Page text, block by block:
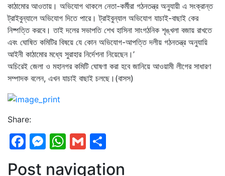
কাঠামোর আওতায়। অভিযোগ থাকলে নেতা-কর্মীরা গঠনতন্ত্র অনুযায়ী এ সংক্রান্ত
ট্রাইবুন্যালে অভিযোগ দিতে পারে। ট্রাইবুন্যাল অভিযোগ যাচাই-বাছাই কের
নিষ্পত্তি করবে। তাই দলের সভাপতি শেখ হাসিনা সাংগঠনিক শৃঙ্খলা বজায় রাখতে
এবং ঘোষিত কমিটির বিষয়ে যে কোন অভিযোগ-আপত্তি দলীয় গঠনতন্ত্র অনুযায়ি
আইনী কাঠামোর মধ্যে সুরাহার নির্দেশনা নিয়েছেন।’
অচিরেই জেলা ও মহানগর কমিটি ঘোষণা করা হবে জানিয়ে আওয়ামী লীগের সাধারণ
সম্পাদক বলেন, এখন যাচাই বাছাই চলছে।(বাসস)
Share:
Facebook
Messenger
WhatsApp
Gmail
Post navigation